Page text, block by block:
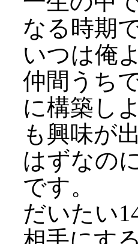
なる時期
いつは俺
仲間うち
に構築し
も興味が
はずなの
です。
だいたい